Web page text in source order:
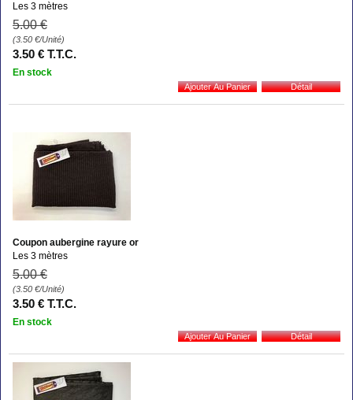
Les 3 mètres
5.00 €
(3.50 €/Unité)
3.50 € T.T.C.
En stock
Coupon aubergine rayure or
Les 3 mètres
5.00 €
(3.50 €/Unité)
3.50 € T.T.C.
En stock